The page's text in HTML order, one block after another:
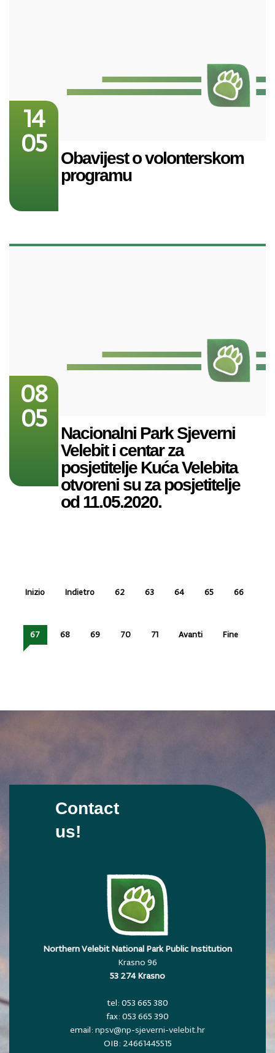
14
05
Obavijest o volonterskom
programu
08
05
Nacionalni Park Sjeverni
Velebit i centar za
posjetitelje Kuća Velebita
otvoreni su za posjetitelje
od 11.05.2020.
Inizio Indietro 62 63 64 65 66
67 68 69 70 71 Avanti Fine
Contact
us!
Northern Velebit National Park Public Institution
Krasno 96
53 274 Krasno
tel: 053 665 380
fax: 053 665 390
email: npsv@np-sjeverni-velebit.hr
OIB: 24661445515